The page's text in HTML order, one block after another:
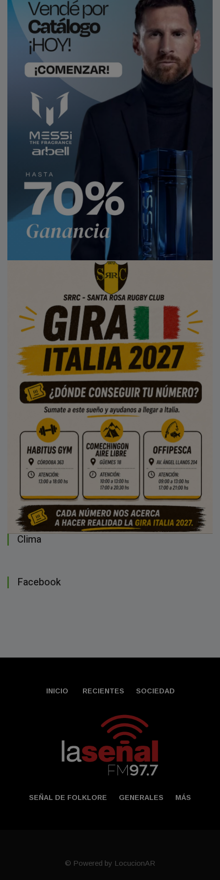
Clima
Facebook
INICIO RECIENTES SOCIEDAD
SEÑAL DE FOLKLORE GENERALES MÁS
© Powered by LocucionAR